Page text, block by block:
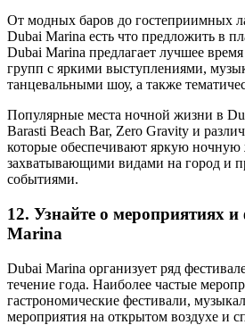
От модных баров до гостеприимных
Dubai Marina есть что предложить в
Dubai Marina предлагает лучшее
групп с яркими выступлениями,
танцевальными шоу, а также
Популярные места ночной жизни в
Barasti Beach Bar, Zero Gravity и
которые обеспечивают яркую ночную
захватывающими видами на город и
событиями.
12. Узнайте о мероприятиях
Marina
Dubai Marina организует ряд
течение года. Наиболее частые
гастрономические фестивали,
мероприятия на открытом воздухе и